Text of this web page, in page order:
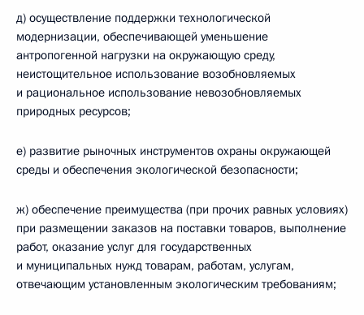
д) осуществление поддержки технологической
модернизации, обеспечивающей уменьшение
антропогенной нагрузки на окружающую среду,
неистощительное использование возобновляемых
и рациональное использование невозобновляемых
природных ресурсов;
е) развитие рыночных инструментов охраны окружающей
среды и обеспечения экологической безопасности;
ж) обеспечение преимущества (при прочих равных условиях)
при размещении заказов на поставки товаров, выполнение
работ, оказание услуг для государственных
и муниципальных нужд товарам, работам, услугам,
отвечающим установленным экологическим требованиям;